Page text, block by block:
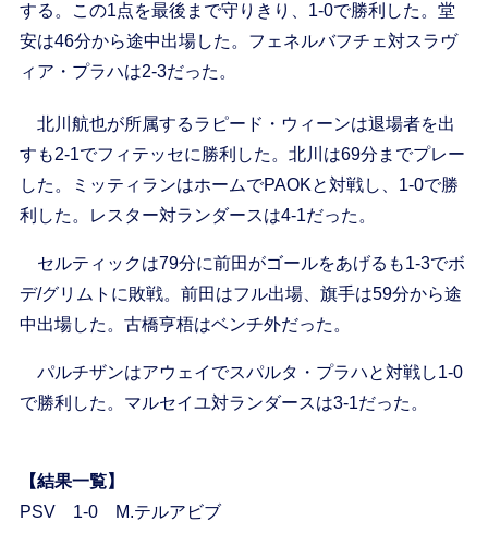
する。この1点を最後まで守りきり、1-0で勝利した。堂
安は46分から途中出場した。フェネルバフチェ対スラヴ
ィア・プラハは2-3だった。
北川航也が所属するラピード・ウィーンは退場者を出
すも2-1でフィテッセに勝利した。北川は69分までプレー
した。ミッティランはホームでPAOKと対戦し、1-0で勝
利した。レスター対ランダースは4-1だった。
セルティックは79分に前田がゴールをあげるも1-3でボ
デ/グリムトに敗戦。前田はフル出場、旗手は59分から途
中出場した。古橋亨梧はベンチ外だった。
パルチザンはアウェイでスパルタ・プラハと対戦し1-0
で勝利した。マルセイユ対ランダースは3-1だった。
【結果一覧】
PSV 1-0 M.テルアビブ